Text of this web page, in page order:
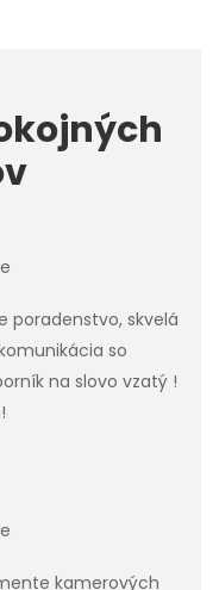
poradenstvo, skvelá
so
na slovo vzatý !
kamerových